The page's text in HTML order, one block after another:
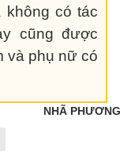
không có tác
cũng được
và phụ nữ có
NHÃ PHƯƠNG